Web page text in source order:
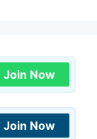
Join Now
Join Now